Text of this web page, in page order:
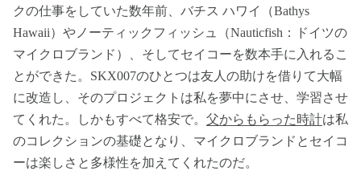
クの仕事をしていた数年前、バチス ハワイ（Bathys
Hawaii）やノーティックフィッシュ（Nauticfish：ドイツの
マイクロブランド）、そしてセイコーを数本手に入れるこ
とができた。SKX007のひとつは友人の助けを借りて大幅
に改造し、そのプロジェクトは私を夢中にさせ、学習させ
てくれた。しかもすべて格安で。 父からもらった時計は私
のコレクションの基礎となり、マイクロブランドとセイコ
ーは楽しさと多様性を加えてくれたのだ。